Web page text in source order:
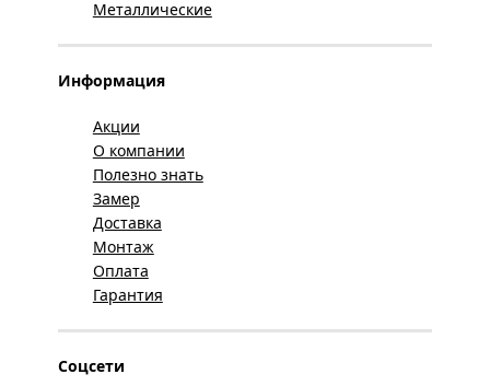
Металлические
Информация
Акции
О компании
Полезно знать
Замер
Доставка
Монтаж
Оплата
Гарантия
Соцсети